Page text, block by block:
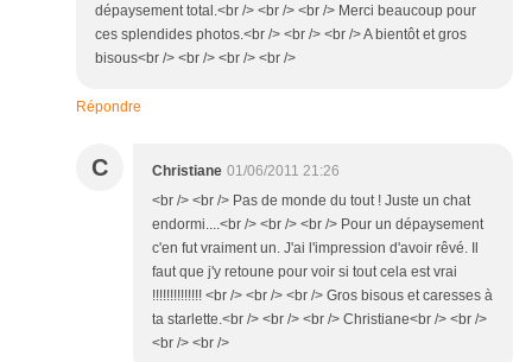
dépaysement total.<br /> <br /> <br /> Merci beaucoup pour
ces splendides photos.<br /> <br /> <br /> A bientôt et gros
bisous<br /> <br /> <br /> <br />
Répondre
C Christiane 01/06/2011 21:26
<br /> <br /> Pas de monde du tout ! Juste un chat
endormi....<br /> <br /> <br /> Pour un dépaysement
c'en fut vraiment un. J'ai l'impression d'avoir rêvé. Il
faut que j'y retoune pour voir si tout cela est vrai
!!!!!!!!!!!!!! <br /> <br /> <br /> Gros bisous et caresses à
ta starlette.<br /> <br /> <br /> Christiane<br /> <br />
<br /> <br />